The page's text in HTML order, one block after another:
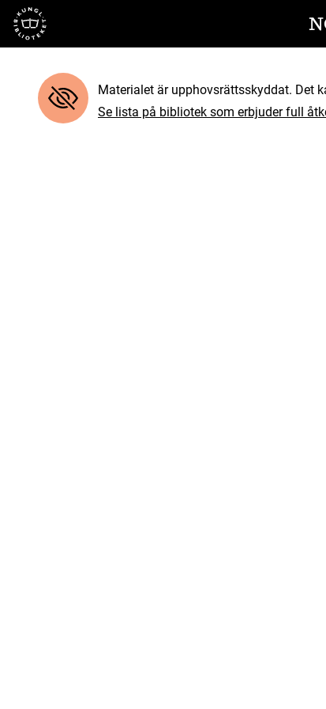
Till startsidan
Materialet är upphovsrättsskyddat. Det
Se lista på bibliotek som erbjuder full